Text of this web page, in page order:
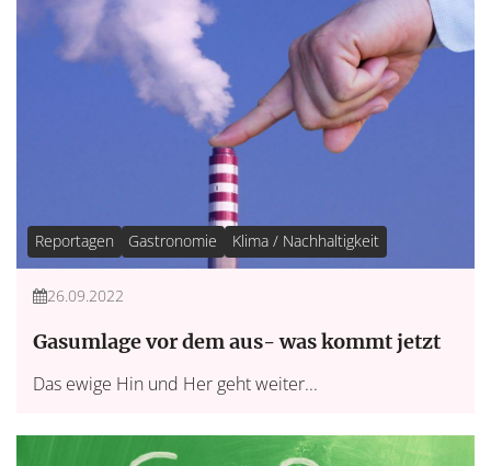
Reportagen Gastronomie Klima / Nachhaltigkeit
26.09.2022
Gasumlage vor dem aus- was kommt jetzt
Das ewige Hin und Her geht weiter...